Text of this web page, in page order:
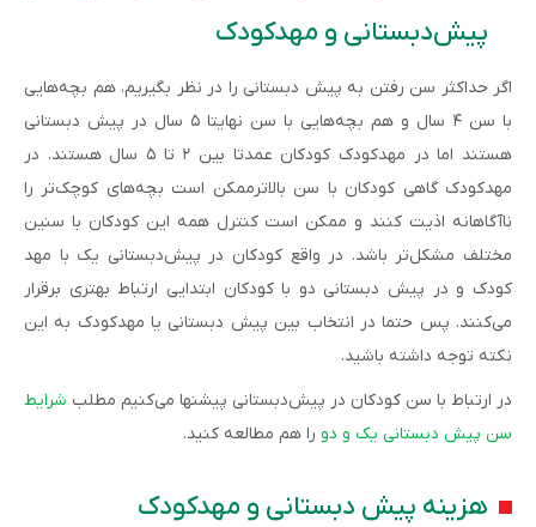
پیش‌دبستانی و مهدکودک
اگر حداکثر سن رفتن به پیش دبستانی را در نظر بگیریم، هم بچه‌هایی
با سن ۴ سال و هم بچه‌هایی با سن نهایتا ۵ سال در پیش دبستانی
هستند اما در مهدکودک کودکان عمدتا بین ۲ تا ۵ سال هستند. در
مهدکودک گاهی کودکان با سن بالاترممکن است بچه‌های کوچک‌تر را
ناآگاهانه اذیت کنند و ممکن است کنترل همه این کودکان با سنین
مختلف مشکل‌تر باشد. در واقع کودکان در پیش‌دبستانی یک با مهد
کودک و در پیش دبستانی دو با کودکان ابتدایی ارتباط بهتری برقرار
می‌کنند. پس حتما در انتخاب بین پیش دبستانی یا مهدکودک به این
نکته توجه داشته باشید.
در ارتباط با سن کودکان در پیش‌دبستانی پیشنها می‌کنیم مطلب شرایط
سن پیش دبستانی یک و دو را هم مطالعه کنید.
هزینه پیش دبستانی و مهدکودک